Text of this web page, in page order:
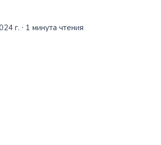
г. ∙ 1 минута чтения